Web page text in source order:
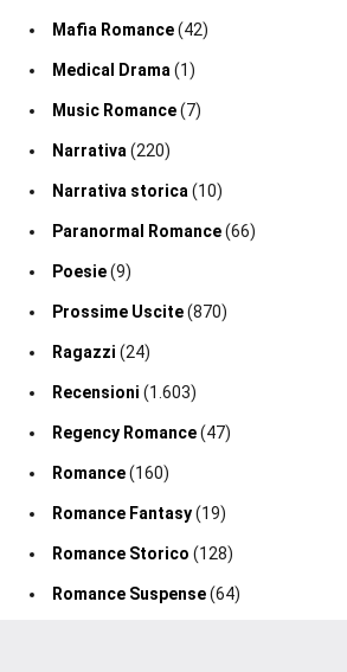
Mafia Romance(42)
Medical Drama (1)
Music Romance(7)
Narrativa (220)
Narrativa storica (10)
Paranormal Romance(66)
Poesie(9)
Prossime Uscite(870)
Ragazzi (24)
Recensioni (1.603)
Regency Romance(47)
Romance(160)
Romance Fantasy(19)
Romance Storico (128)
Romance Suspense(64)